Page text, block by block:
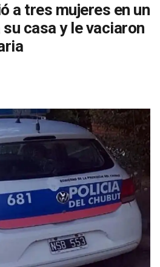
a tres mujeres en un
casa y le vaciaron